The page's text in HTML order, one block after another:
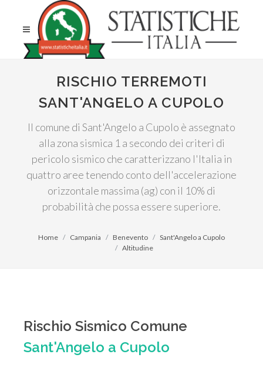
RISCHIO TERREMOTI
SANT'ANGELO A CUPOLO
Il comune di Sant'Angelo a Cupolo è assegnato
alla zona sismica 1 a secondo dei criteri di
pericolo sismico che caratterizzano l'Italia in
quattro aree tenendo conto dell'accelerazione
orizzontale massima (ag) con il 10% di
probabilità che possa essere superiore.
Home Campania Benevento
Sant'Angelo a Cupolo
Altitudine
Rischio Sismico Comune
Sant'Angelo a Cupolo